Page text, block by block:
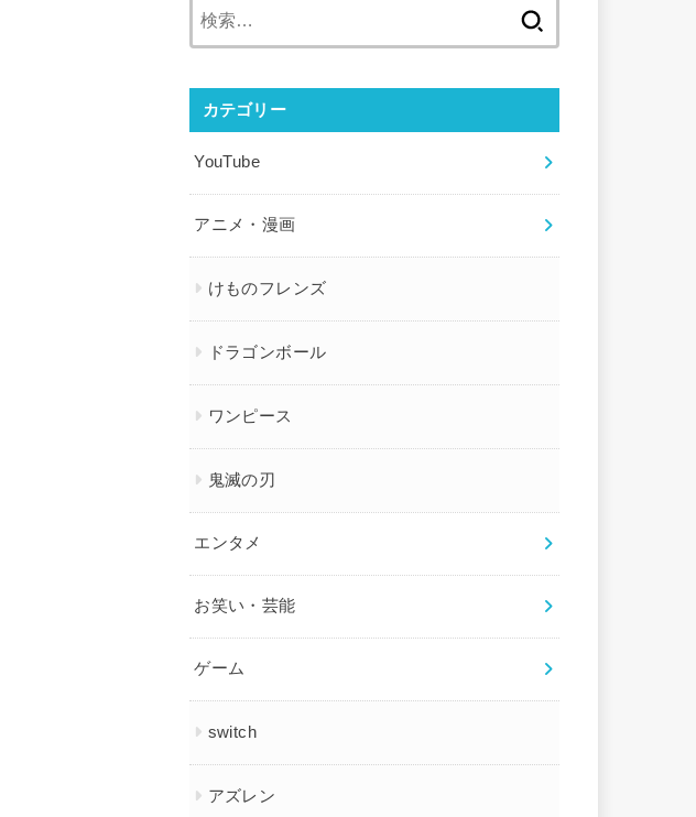
カテゴリー
YouTube
アニメ・漫画
けものフレンズ
ドラゴンボール
ワンピース
鬼滅の刃
エンタメ
お笑い・芸能
ゲーム
switch
アズレン